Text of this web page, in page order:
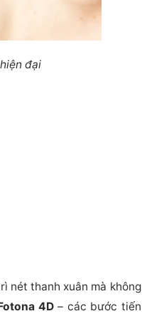
đại
nét thanh xuân mà không
4D – các bước tiến